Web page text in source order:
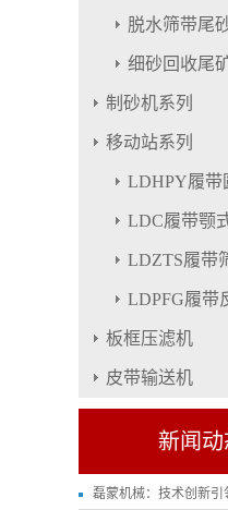
脱水筛带尾
细砂回收尾
制砂机系列
移动站系列
LDHPY履带
LDC履带颚
LDZTS履带
LDPFG履带
板框压滤机
皮带输送机
新闻动
磊蒙机械：技术创新引